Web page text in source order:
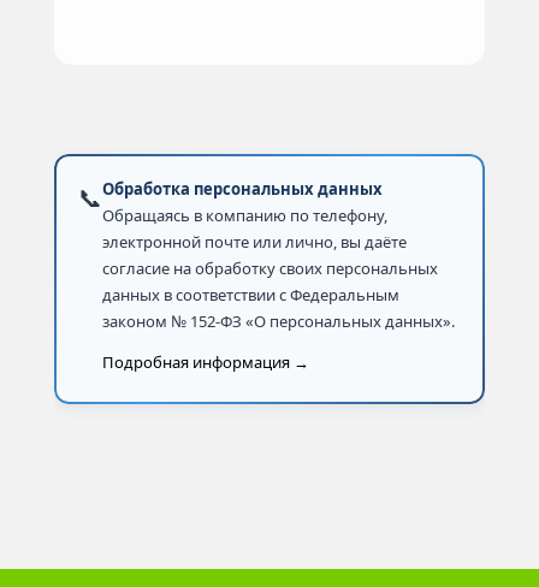
📞Обработка персональных данных
Обращаясь в компанию по телефону,
электронной почте или лично, вы даёте
согласие на обработку своих персональных
данных в соответствии с Федеральным
законом № 152-ФЗ «О персональных данных».
Подробная информация →